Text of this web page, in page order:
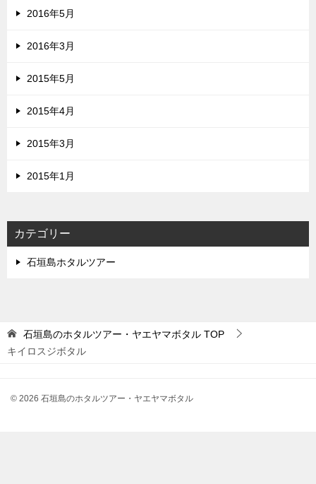
2016年5月
2016年3月
2015年5月
2015年4月
2015年3月
2015年1月
カテゴリー
石垣島ホタルツアー
石垣島のホタルツアー・ヤエヤマボタル TOP
キイロスジボタル
© 2026 石垣島のホタルツアー・ヤエヤマボタル